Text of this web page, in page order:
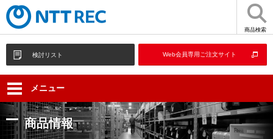
商品検索
検討リスト Web会員専用ご注文サイト
メニュー
商品情報